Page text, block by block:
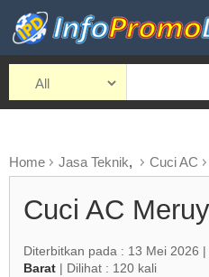
Home Jasa Teknik, Cuci AC
Cuci AC
Diterbitkan pada : 13 Mei 2026 |
Barat | Dilihat : 120 kali